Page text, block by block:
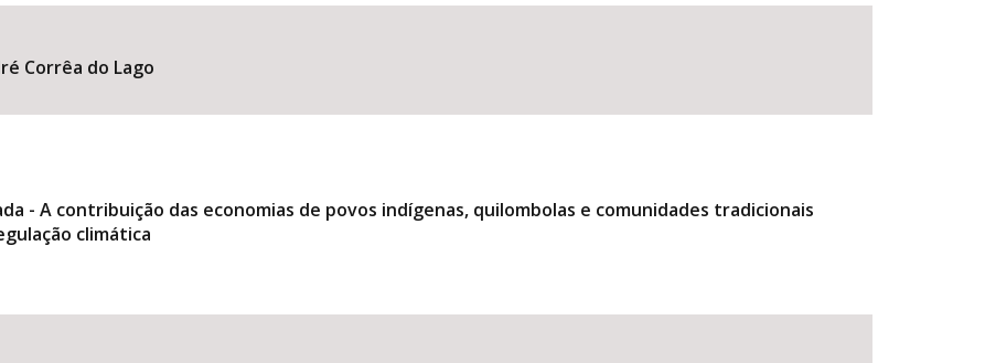
Corrêa do Lago
- A contribuição das economias de povos indígenas, quilombolas e comunidades tradicionais
climática